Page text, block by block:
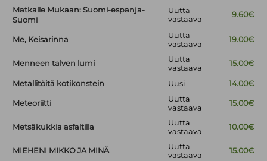
Matkalle Mukaan: Suomi-espanja-
Suomi
Uutta
vastaava
9.60€
Me, Keisarinna
Uutta
vastaava
19.00€
Menneen talven lumi
Uutta
vastaava
15.00€
Metallitöitä kotikonstein Uusi 14.00€
Meteoriitti
Uutta
vastaava
15.00€
Metsäkukkia asfaltilla
Uutta
vastaava
10.00€
MIEHENI MIKKO JA MINÄ
Uutta
vastaava
15.00€